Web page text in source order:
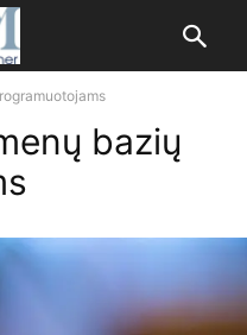
bazių